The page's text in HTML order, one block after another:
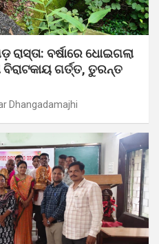
ବର୍ଷାରେ ଧୋଇଗଲା
ବିରାଟକାୟ ଗର୍ତ୍ତ, ତୁରନ୍ତ
Dhangadamajhi